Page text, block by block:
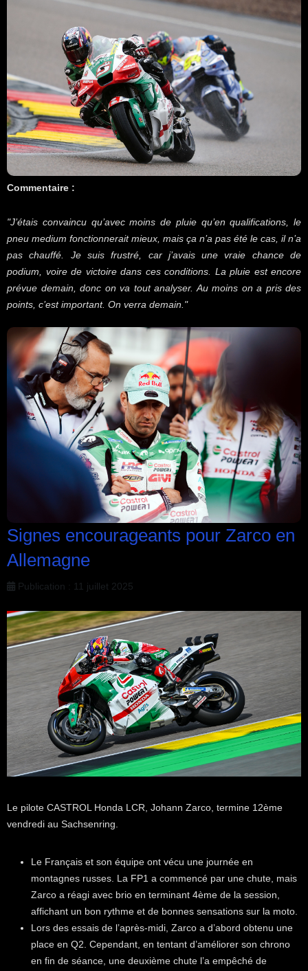
Commentaire :
"J’étais convaincu qu’avec moins de pluie qu’en qualifications, le
pneu medium fonctionnerait mieux, mais ça n’a pas été le cas, il n’a
pas chauffé. Je suis frustré, car j’avais une vraie chance de
podium, voire de victoire dans ces conditions. La pluie est encore
prévue demain, donc on va tout analyser. Au moins on a pris des
points, c’est important. On verra demain. "
Signes encourageants pour Zarco en
Allemagne
Publication : 11 juillet 2025
Le pilote CASTROL Honda LCR, Johann Zarco, termine 12ème
vendredi au Sachsenring.
Le Français et son équipe ont vécu une journée en
montagnes russes. La FP1 a commencé par une chute, mais
Zarco a réagi avec brio en terminant 4ème de la session,
affichant un bon rythme et de bonnes sensations sur la moto.
Lors des essais de l’après-midi, Zarco a d’abord obtenu une
place en Q2. Cependant, en tentant d’améliorer son chrono
en fin de séance, une deuxième chute l’a empêché de